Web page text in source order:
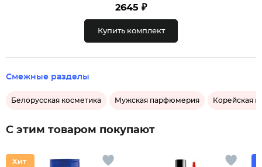
2645 ₽
Купить комплект
Смежные разделы
Белорусская косметика Мужская парфюмерия Корейская
С этим товаром покупают